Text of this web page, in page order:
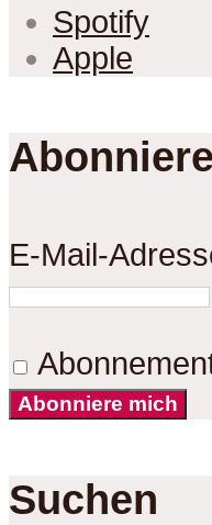
Spotify
Apple
E-Mail-
Abonniere mich
Suchen